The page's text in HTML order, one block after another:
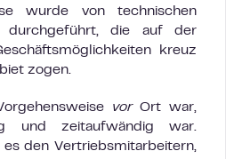
wurde von technischen
durchgeführt, die auf der
kreuz
zogen.
vorOrt war,
und zeitaufwändig war.
den Vertriebsmitarbeitern,